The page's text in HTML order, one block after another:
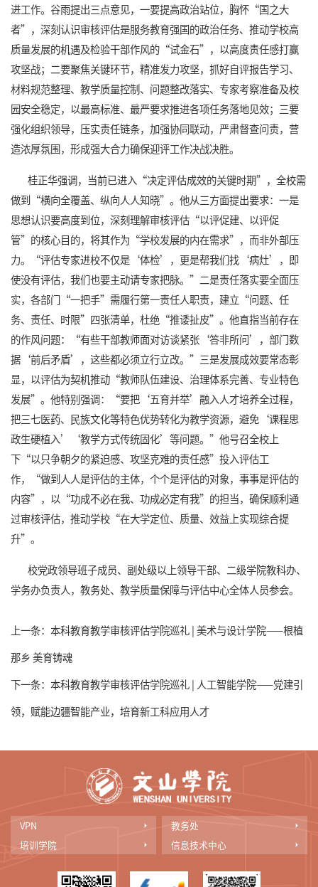
进工作。谷雨提出三点意见，一要提高政治站位，胸怀“国之大
者”，深刻认识审核评估是服务教育强国的政治任务、推动学校高
质量发展的机遇及检验干部作风的“试金石”，以高度责任感打赢
攻坚战；二要聚焦关键环节，精准发力攻坚，抓好自评报告学习、
材料规范整理、教学质量控制、问题整改落实、专家考察准备及校
园安全稳定，以最高标准、最严要求推进各项任务落地见效；三要
强化组织领导，压实责任链条，加强协同联动，严肃督查问责，营
造浓厚氛围，形成强大合力确保迎评工作决战决胜。
桂正华强调，当前已进入 “决定评估成效的关键时期”，全校需
做到“横向全覆盖、纵向人人知晓”。他从三方面提出要求：一是
思想认识要高度到位，深刻理解审核评估“以评促建、以评促
管”的核心目的，将其作为“学校发展的内在需求”，而非外部压
力。“评估专家进校不仅是‘体检’，更是帮我们找‘病灶’，即
使没有评估，我们也要主动请专家把脉。”二是责任落实要全面压
实，各部门“一把手”需履行第一责任人职责，建立“问题、任
务、责任、时限”四张清单，杜绝“推诿扯皮”。他直指当前存在
的作风问题：“有些干部教师面对访谈紧张‘答非所问’，部门数
据‘前后矛盾’，这些都必须立行立改。”三是发展成效要常态彰
显，以评估为契机推动“教师队伍建设、治理体系完善、专业特色
发展”。他特别强调：“要把‘五育并举’融入人才培养全过程，
把三七医药、民族文化等特色优势转化为教学资源，避免‘课程思
政生硬植入’‘教学方式传统固化’等问题。”他号召全校上
下“以只争朝夕的紧迫感、攻坚克难的责任感”投入评估工
作，“做到人人是评估的主体，个个是评估的对象，事事是评估的
内容”，以“功成不必在我、功成必定有我”的担当，确保顺利通
过审核评估，推动学校“在大学定位、质量、效益上实现综合提
升”。
校党政领导班子成员、副处级以上领导干部、 二级学院教科办、
学务办负责人，教务处、教学质量保障与评估中心全体人员参会。
上一条： 本科教育教学审核评估学院巡礼 | 美术与设计学院——根植
那乡 美育铸魂
下一条： 本科教育教学审核评估学院巡礼 | 人工智能学院——党建引
领，赋能边疆智能产业，培育新工科应用人才
VPN
教务处
培训学院
信息技术中心